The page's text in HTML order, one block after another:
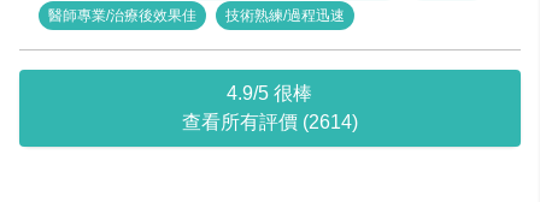
醫師專業/治療後效果佳
技術熟練/過程迅速
4.9/5 很棒
查看所有評價 (2614)